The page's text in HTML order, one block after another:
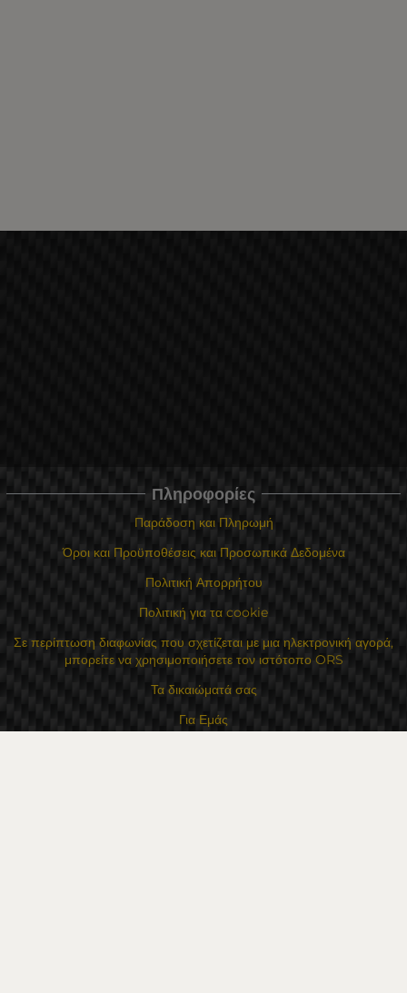
Πληροφορίες
Παράδοση και Πληρωμή
Όροι και Προϋποθέσεις και Προσωπικά Δεδομένα
Πολιτική Απορρήτου
Πολιτική για τα cookie
Σε περίπτωση διαφωνίας που σχετίζεται με μια ηλεκτρονική αγορά,
μπορείτε να χρησιμοποιήσετε τον ιστότοπο ORS
Τα δικαιώματά σας
Για Εμάς